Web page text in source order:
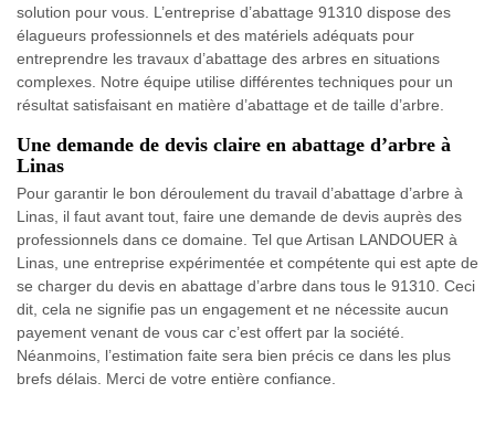
solution pour vous. L’entreprise d’abattage 91310 dispose des
élagueurs professionnels et des matériels adéquats pour
entreprendre les travaux d’abattage des arbres en situations
complexes. Notre équipe utilise différentes techniques pour un
résultat satisfaisant en matière d’abattage et de taille d’arbre.
Une demande de devis claire en abattage d’arbre à
Linas
Pour garantir le bon déroulement du travail d’abattage d’arbre à
Linas, il faut avant tout, faire une demande de devis auprès des
professionnels dans ce domaine. Tel que Artisan LANDOUER à
Linas, une entreprise expérimentée et compétente qui est apte de
se charger du devis en abattage d’arbre dans tous le 91310. Ceci
dit, cela ne signifie pas un engagement et ne nécessite aucun
payement venant de vous car c’est offert par la société.
Néanmoins, l’estimation faite sera bien précis ce dans les plus
brefs délais. Merci de votre entière confiance.